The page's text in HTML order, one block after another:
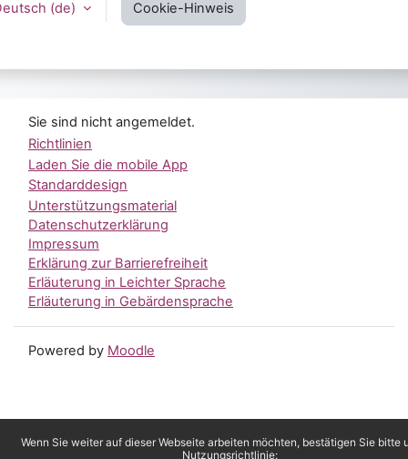
Wenn Sie weiter auf dieser Webseite arbeiten möchten, bestätigen Sie bitte
Nutzungsrichtlinie:
‎(de)‎ Cookie-Hinweis
Sie sind nicht angemeldet.
Richtlinien
Laden Sie die mobile App
Standarddesign
Unterstützungsmaterial
Datenschutzerklärung
Impressum
Erklärung zur Barrierefreiheit
Erläuterung in Leichter Sprache
Erläuterung in Gebärdensprache
Powered by Moodle